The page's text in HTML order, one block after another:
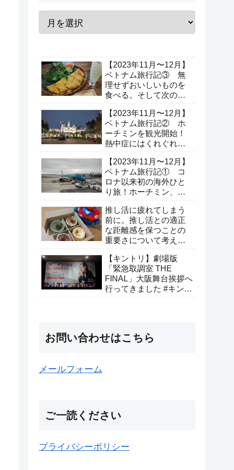
【2023年11月〜12月】
ベトナム旅行記③ 無
理せずおいしいものを
食べる。そして次の場
日目）
【2023年11月〜12月】
ベトナム旅行記② ホ
ーチミンを観光開始！
熱中症にはくれぐれも
【2023年11月〜12月】
ベトナム旅行記① コ
ロナ以来初の海外ひと
り旅！ホーチミン、ホ
日目）
推し活に疲れてしまう
前に。推し活との適正
な距離感を保つことの
重要さについて考えて
【キントリ】劇場版
「緊急取調室 THE
FINAL」大阪舞台挨拶へ
行ってきました #キント
お問い合わせはこちら
メールフォーム
ご一読ください
プライバシーポリシー